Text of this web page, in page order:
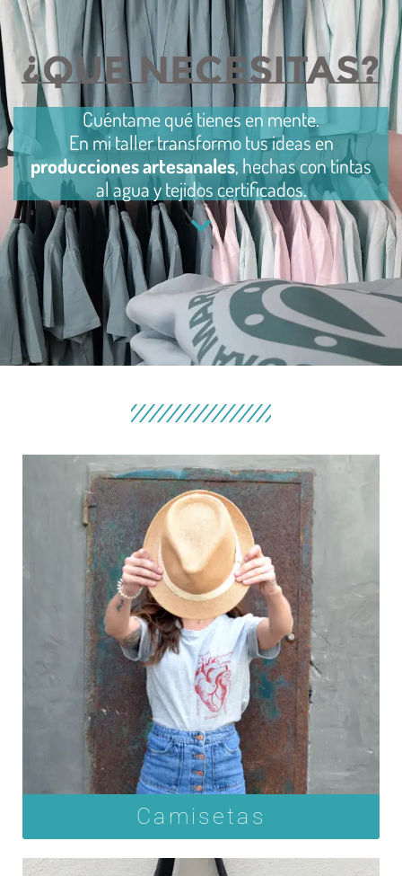
¿QUE NECESITAS?
Cuéntame qué tienes en mente.
En mi taller transformo tus ideas en
producciones artesanales, hechas con tintas
al agua y tejidos certificados.
Camisetas